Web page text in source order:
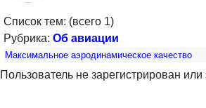
Список тем: (всего 1)
Рубрика: Об авиации
Максимальное аэродинамическое качество
Пользователь не зарегистрирован или